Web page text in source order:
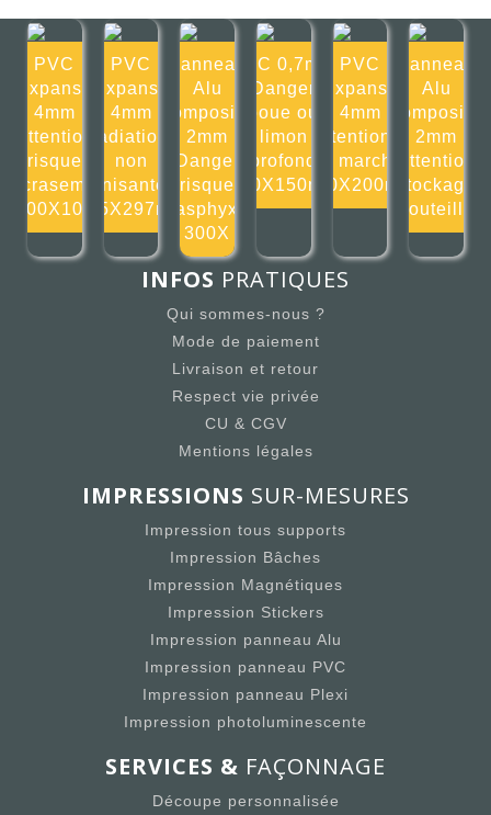
PVC
Expansé
4mm
Attention
risque
100X100
PVC
Expansé
4mm
Radiations
non
ionisantes
105X297mm
Panneau
Alu
composite
2mm
Danger
risque
d'asphyxie
300X
PVC 0,7mm
Danger
boue ou
limon
profond
150X150mm
PVC
Expansé
4mm
Attention à
la marche
200X200mm
Panneau
Alu
composite
2mm
Attention
stockage
bouteille
INFOS PRATIQUES
Qui sommes-nous ?
Mode de paiement
Livraison et retour
Respect vie privée
CU & CGV
Mentions légales
IMPRESSIONS SUR-MESURES
Impression tous supports
Impression Bâches
Impression Magnétiques
Impression Stickers
Impression panneau Alu
Impression panneau PVC
Impression panneau Plexi
Impression photoluminescente
SERVICES & FAÇONNAGE
Découpe personnalisée